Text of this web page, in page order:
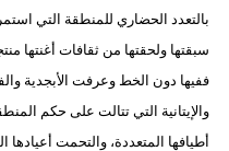
بالتعدد الحضاري للمنطقة التي
سبقتها ولحقتها من ثقافات أغنتها
ففيها دون الخط وعرفت الأبجدية
والإيتانية التي تتالت على حكم
أطيافها المتعددة، والتحمت أعيادها